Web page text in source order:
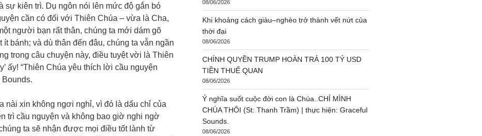
sự kiên trì. Dụ ngôn nói lên mức độ gắn bó
cần có đối với Thiên Chúa – vừa là Cha,
người bạn rất thân, chúng ta mới dám gõ
bánh; và dù thân đến đâu, chúng ta vẫn ngần
trong câu chuyện này, điều tuyệt vời là Thiên
ấy! “Thiên Chúa yêu thích lời cầu nguyện
Bounds.
nài xin không ngơi nghỉ, vì đó là dấu chỉ của
trì cầu nguyện và không bao giờ nghi ngờ
ta sẽ nhận được mọi điều tốt lành từ
08/06/2026
Khi khoảng cách giàu–nghèo trở thành vết nứt của
thời đại
08/06/2026
CHÍNH QUYỀN TRUMP HOÀN TRẢ 100 TỶ USD
TIỀN THUẾ QUAN
08/06/2026
Ý nghĩa suốt cuộc đời con là Chúa..CHỈ MÌNH
CHÚA THÔI (St: Thanh Trầm) | thực hiện: Graceful
Sounds.
08/06/2026